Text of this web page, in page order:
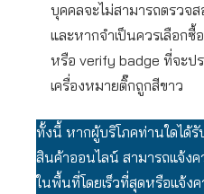
บุคคลจะไม่สามารถตรวจ
และหากจำเป็นควรเลือก
หรือ verify badge ที่จะป
เครื่องหมายติ๊กถูกสีขาว
ทั้งนี้ หากผู้บริโภคท่านใดได้รั
สินค้าออนไลน์ สามารถแจ้ง
ในพื้นที่โดยเร็วที่สุดหรือแจ้ง